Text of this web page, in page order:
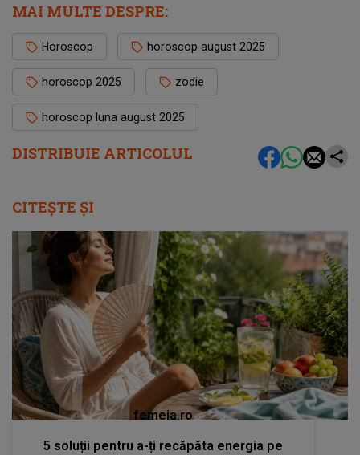
DISTRIBUIE ARTICOLUL
MAI MULTE DESPRE:
Horoscop horoscop august 2025
horoscop 2025 zodie
horoscop luna august 2025
CITEȘTE ȘI
femeia.ro
5 soluții pentru a-ți recăpăta energia pe